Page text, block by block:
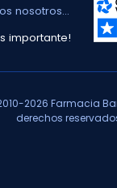
nosotros...
importante!
2026 Farmacia
derechos